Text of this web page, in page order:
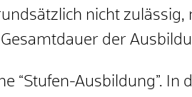
nicht
der
“Stufen-Ausbildung”.